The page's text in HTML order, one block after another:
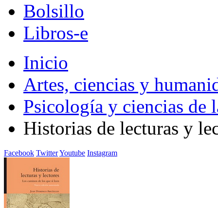
Bolsillo
Libros-e
Inicio
Artes, ciencias y
Psicología y ciencias de
Historias de lecturas y
Facebook TwitterYoutube Instagram